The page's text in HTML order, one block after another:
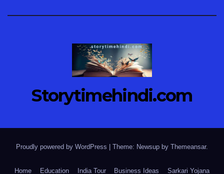
Storytimehindi.com
Proudly powered by WordPress Theme: Newsup by Themeansar.
Home Education India Tour Business Ideas Sarkari Yojana